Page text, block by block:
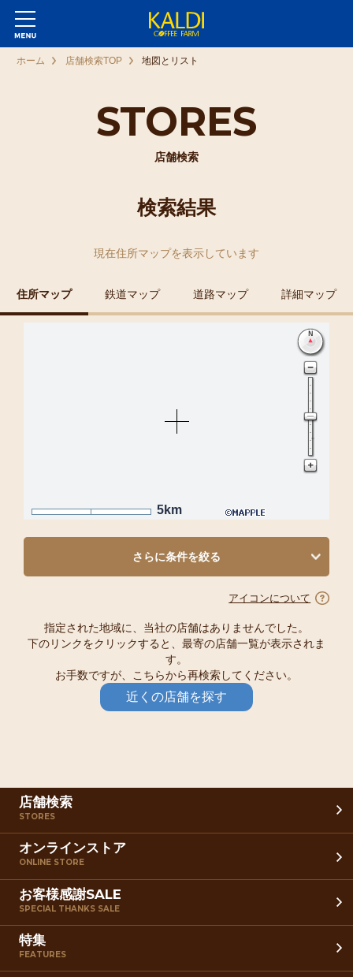
STORES
店舗検索
ホーム 店舗検索TOP 地図とリスト
検索結果
現在住所マップを表示しています
住所マップ 鉄道マップ 道路マップ 詳細マップ
5km
さらに条件を絞る
アイコンについて
指定された地域に、当社の店舗はありませんでした。
下のリンクをクリックすると、最寄の店舗一覧が表示されま
す。
お手数ですが、こちらから再検索してください。
近くの店舗を探す
店舗検索
STORES
オンラインストア
ONLINE STORE
お客様感謝SALE
SPECIAL THANKS SALE
特集
FEATURES